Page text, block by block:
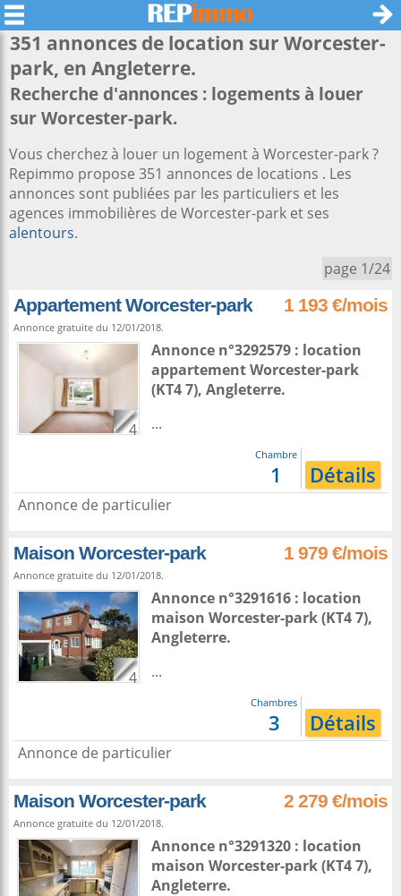
351 annonces de location sur Worcester-
park, en Angleterre.
Recherche d'annonces : logements à louer
sur Worcester-park.
Vous cherchez à louer un logement à Worcester-park ?
Repimmo propose 351 annonces de locations . Les
annonces sont publiées par les particuliers et les
agences immobilières de Worcester-park et ses
alentours.
page 1/24
Appartement Worcester-park 1 193 €/mois
Annonce gratuite du 12/01/2018.
4
Annonce n°3292579 : location
appartementWorcester-park
(KT4 7), Angleterre.
...
Chambre
1 Détails
Annonce de particulier
Maison Worcester-park 1 979 €/mois
Annonce gratuite du 12/01/2018.
4
Annonce n°3291616 : location
maison Worcester-park(KT4 7),
Angleterre.
...
Chambres
3 Détails
Annonce de particulier
Maison Worcester-park 2 279 €/mois
Annonce gratuite du 12/01/2018.
Annonce n°3291320 : location
maison Worcester-park(KT4 7),
Angleterre.